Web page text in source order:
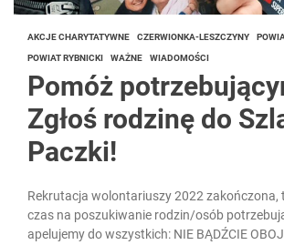
AKCJE CHARYTATYWNE CZERWIONKA-LESZCZYNY
POWIAT RYBNICKI WAŻNE WIADOMOŚCI
Pomóż
Zgłoś rodzinę do
Paczki!
Rekrutacja wolontariuszy 2022 zakończona,
czas na poszukiwanie rodzin/osób
apelujemy do wszystkich: NIE BĄDŹCIE